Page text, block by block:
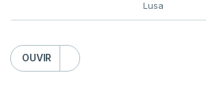
Lusa
OUVIR